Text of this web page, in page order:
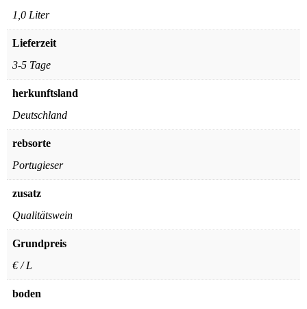
1,0 Liter
Lieferzeit
3-5 Tage
herkunftsland
Deutschland
rebsorte
Portugieser
zusatz
Qualitätswein
Grundpreis
€ / L
boden